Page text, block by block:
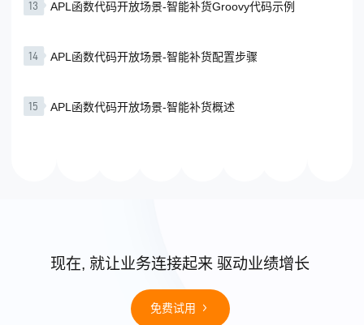
13 APL函数代码开放场景-智能补货Groovy代码示例
14 APL函数代码开放场景-智能补货配置步骤
15 APL函数代码开放场景-智能补货概述
现在, 就让业务连接起来 驱动业绩增长
免费试用